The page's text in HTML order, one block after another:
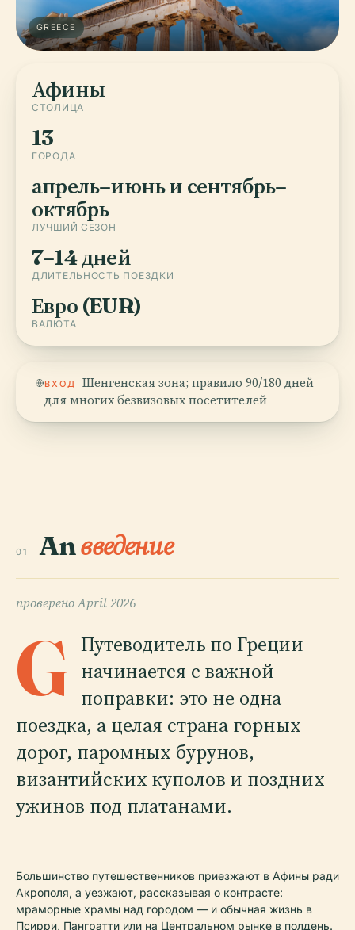
GREECE
Афины
СТОЛИЦА
13
ГОРОДА
апрель–июнь и сентябрь–
октябрь
ЛУЧШИЙ СЕЗОН
7–14 дней
ДЛИТЕЛЬНОСТЬ ПОЕЗДКИ
Евро (EUR)
ВАЛЮТА
ВХОД
Шенгенская зона; правило 90/180 дней
для многих безвизовых посетителей
01 Anвведение
провереноApril 2026
G Путеводитель по Греции
начинается с важной
поправки: это не одна
поездка, а целая страна горных
дорог, паромных бурунов,
византийских куполов и поздних
ужинов под платанами.
Большинство путешественников приезжают в Афины ради
Акрополя, а уезжают, рассказывая о контрасте:
мраморные храмы над городом — и обычная жизнь в
Псирри, Пангратти или на Центральном рынке в полдень.